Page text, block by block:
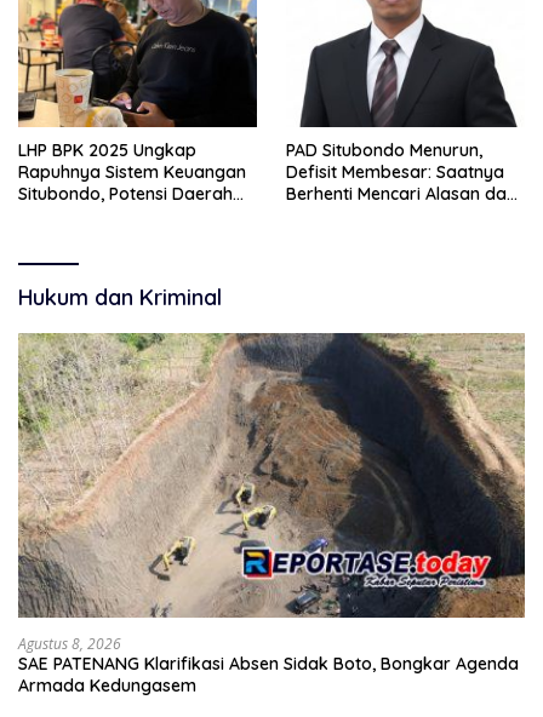
LHP BPK 2025 Ungkap
Rapuhnya Sistem Keuangan
Situbondo, Potensi Daerah
PAD Situbondo Menurun,
Defisit Membesar: Saatnya
Berhenti Mencari Alasan dan
Hukum dan Kriminal
Agustus 8, 2026
SAE PATENANG Klarifikasi Absen Sidak Boto, Bongkar Agenda
Armada Kedungasem